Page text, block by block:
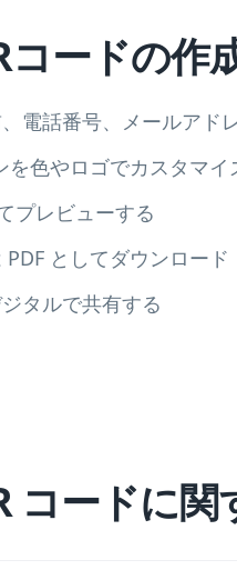
ードの作
電話番号、メールアド
を色やロゴでカスタマイ
プレビューする
としてダウンロード
タルで共有する
コードに関